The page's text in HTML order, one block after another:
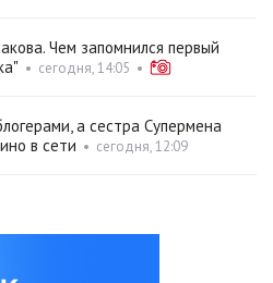
Чем запомнился первый
• сегодня, 14:05 •
а сестра Супермена
в сети • сегодня, 12:09